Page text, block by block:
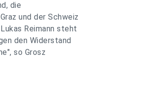
die
und der Schweiz
Reimann steht
den Widerstand
so Grosz